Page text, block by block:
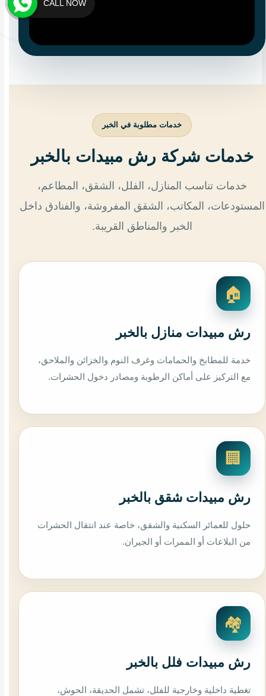
خدمات مطلوبة في الخبر
خدمات شركة رش مبيدات بالخبر
خدمات تناسب المنازل، الفلل، الشقق، المطاعم،
المستودعات، المكاتب، الشقق المفروشة، والفنادق داخل
الخبر والمناطق القريبة.
🏠
رش مبيدات منازل بالخبر
خدمة للمطابخ والحمامات وغرف النوم والخزائن والملاحق،
مع التركيز على أماكن الرطوبة ومصادر دخول الحشرات.
🏢
رش مبيدات شقق بالخبر
حلول للعمائر السكنية والشقق، خاصة عند انتقال الحشرات
من البلاعات أو الممرات أو الجيران.
🏘️
رش مبيدات فلل بالخبر
تغطية داخلية وخارجية للفلل، تشمل الحديقة، الحوش،
CALL NOW